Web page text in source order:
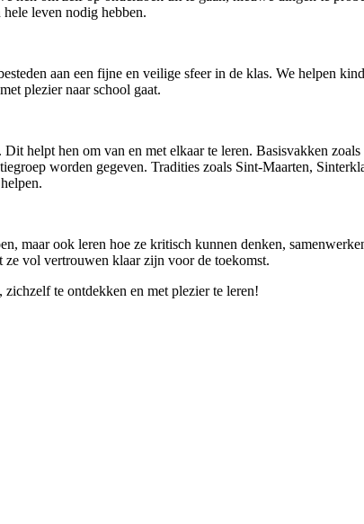
leven nodig hebben.
aan een fijne en veilige sfeer in de klas. We helpen
plezier naar school gaat.
helpt hen om van en met elkaar te leren. Basisvakken
worden gegeven. Tradities zoals Sint-Maarten,
maar ook leren hoe ze kritisch kunnen denken,
vol vertrouwen klaar zijn voor de toekomst.
te ontdekken en met plezier te leren!